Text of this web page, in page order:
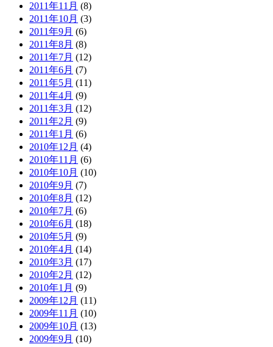
2011年11月 (8)
2011年10月 (3)
2011年9月 (6)
2011年8月 (8)
2011年7月 (12)
2011年6月 (7)
2011年5月 (11)
2011年4月 (9)
2011年3月 (12)
2011年2月 (9)
2011年1月 (6)
2010年12月 (4)
2010年11月 (6)
2010年10月 (10)
2010年9月 (7)
2010年8月 (12)
2010年7月 (6)
2010年6月 (18)
2010年5月 (9)
2010年4月 (14)
2010年3月 (17)
2010年2月 (12)
2010年1月 (9)
2009年12月 (11)
2009年11月 (10)
2009年10月 (13)
2009年9月 (10)